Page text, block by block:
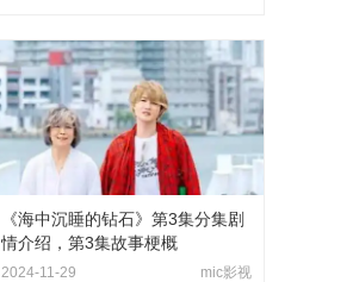
《海中沉睡的钻石》第3集分集剧
情介绍，第3集故事梗概
2024-11-29 mic影视